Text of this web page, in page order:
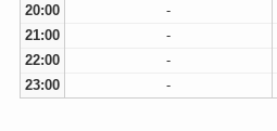
20:00
-
21:00
-
22:00
-
23:00
-